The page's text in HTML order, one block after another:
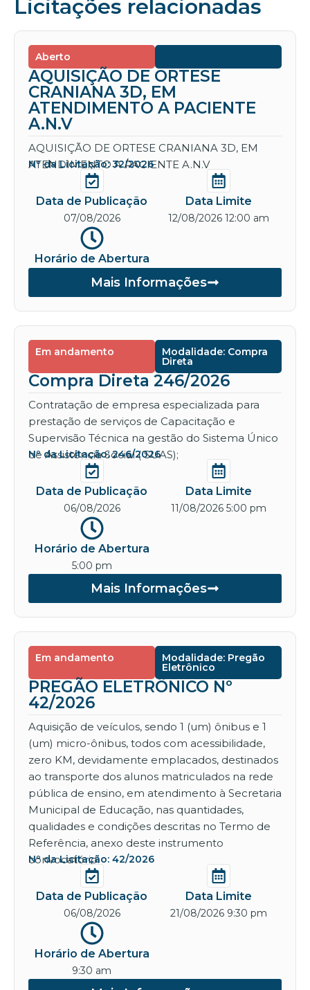
Licitações relacionadas
Aberto
AQUISIÇÃO DE ORTESE
CRANIANA 3D, EM
ATENDIMENTO A PACIENTE
A.N.V
AQUISIÇÃO DE ORTESE CRANIANA 3D, EM
ATENDIMENTO A PACIENTE A.N.V
Nº da Licitação: 32/2026
Data de Publicação
07/08/2026
Data Limite
12/08/2026 12:00 am
Horário de Abertura
Mais Informações
Em andamento Modalidade: Compra
Direta
Compra Direta 246/2026
Contratação de empresa especializada para
prestação de serviços de Capacitação e
Supervisão Técnica na gestão do Sistema Único
de Assistência Social ( SUAS);
Nº da Licitação: 246/2026
Data de Publicação
06/08/2026
Data Limite
11/08/2026 5:00 pm
Horário de Abertura
5:00 pm
Mais Informações
Em andamento Modalidade: Pregão
Eletrônico
PREGÃO ELETRÔNICO Nº
42/2026
Aquisição de veículos, sendo 1 (um) ônibus e 1
(um) micro-ônibus, todos com acessibilidade,
zero KM, devidamente emplacados, destinados
ao transporte dos alunos matriculados na rede
pública de ensino, em atendimento à Secretaria
Municipal de Educação, nas quantidades,
qualidades e condições descritas no Termo de
Referência, anexo deste instrumento
convocatório.
Nº da Licitação: 42/2026
Data de Publicação
06/08/2026
Data Limite
21/08/2026 9:30 pm
Horário de Abertura
9:30 am